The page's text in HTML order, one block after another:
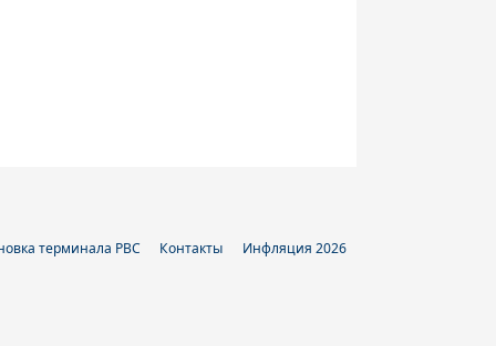
терминала РВС Контакты Инфляция 2026